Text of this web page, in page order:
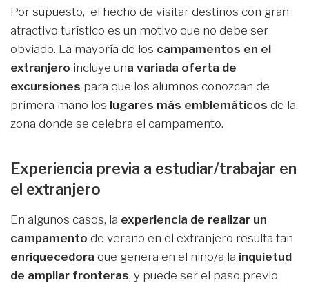
Por supuesto, el hecho de visitar destinos con gran
atractivo turístico es un motivo que no debe ser
obviado. La mayoría de los campamentos en el
extranjero incluye una variada oferta de
excursiones para que los alumnos conozcan de
primera mano los lugares más emblemáticos de la
zona donde se celebra el campamento.
Experiencia previa a estudiar/trabajar en
el extranjero
En algunos casos, la experiencia de realizar un
campamento de verano en el extranjero resulta tan
enriquecedora que genera en el niño/a la inquietud
de ampliar fronteras, y puede ser el paso previo